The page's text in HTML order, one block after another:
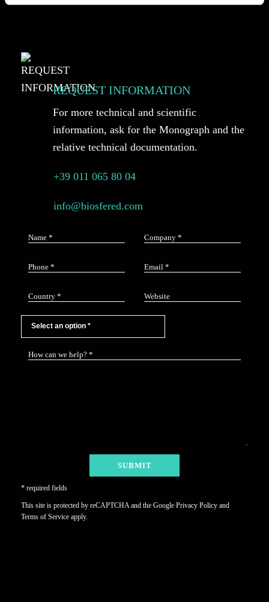
REQUEST INFORMATION
For more technical and scientific
information, ask for the Monograph and the
relative technical documentation.
+39 011 065 80 04
info@biosfered.com
* required fields
This site is protected by reCAPTCHA and the Google Privacy Policy and
Terms of Service apply.